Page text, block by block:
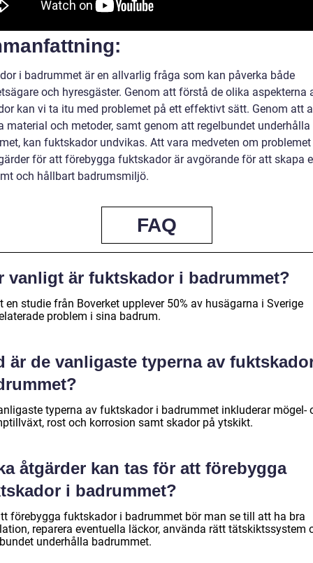
i badrummet är en allvarlig fråga som kan påverka både
och hyresgäster. Genom att förstå de olika aspekterna
kan vi ta itu med problemet på ett effektivt sätt. Genom att
material och metoder, samt genom att regelbundet underhålla
kan fuktskador undvikas. Att vara medveten om
för att förebygga fuktskador är avgörande för att skapa
och hållbart badrumsmiljö.
FAQ
vanligt är fuktskador i badrummet?
en studie från Boverket upplever 50% av husägarna i Sverige
problem i sina badrum.
är de vanligaste typerna av
typerna av fuktskador i badrummet inkluderar mögel-
rost och korrosion samt skador på ytskikt.
åtgärder kan tas för att förebygga
i badrummet?
förebygga fuktskador i badrummet bör man se till att ha bra
reparera eventuella läckor, använda rätt tätskiktssystem
underhålla badrummet.